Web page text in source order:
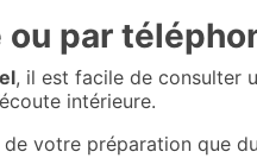
par
, il est facile de consulter
intérieure.
votre préparation que